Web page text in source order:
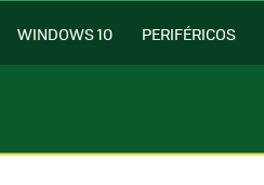
WINDOWS 10 PERIFÉRICOS